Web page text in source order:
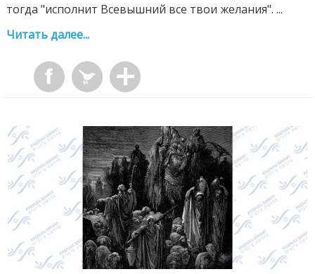
тогда "исполнит Всевышний все твои желания". ...
Читать далее...